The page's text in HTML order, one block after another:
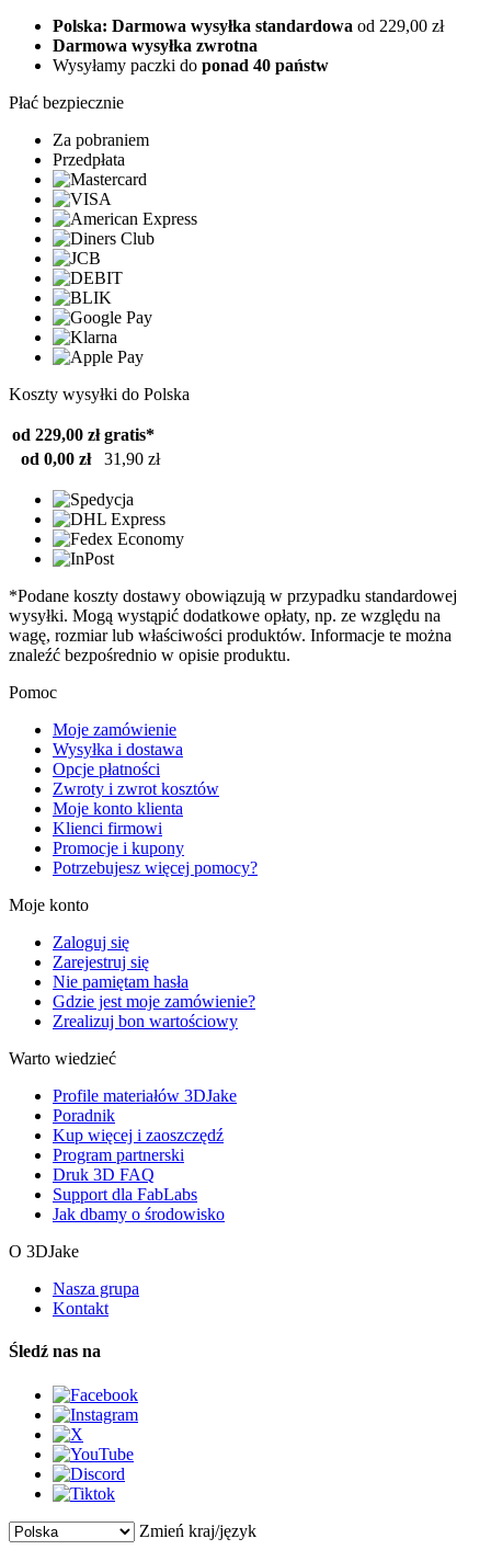
Polska: Darmowa wysyłka standardowa od 229,00 zł
Darmowa wysyłka zwrotna
Wysyłamy paczki do ponad 40 państw
Płać bezpiecznie
Za pobraniem
Przedpłata
Koszty wysyłki do Polska
od 229,00 zł gratis*
od 0,00 zł
31,90 zł
*Podane koszty dostawy obowiązują w przypadku standardowej
wysyłki. Mogą wystąpić dodatkowe opłaty, np. ze względu na
wagę, rozmiar lub właściwości produktów. Informacje te można
znaleźć bezpośrednio w opisie produktu.
Pomoc
Moje zamówienie
Wysyłka i dostawa
Opcje płatności
Zwroty i zwrot kosztów
Moje konto klienta
Klienci firmowi
Promocje i kupony
Potrzebujesz więcej pomocy?
Moje konto
Zaloguj się
Zarejestruj się
Nie pamiętam hasła
Gdzie jest moje zamówienie?
Zrealizuj bon wartościowy
Warto wiedzieć
Profile materiałów 3DJake
Poradnik
Kup więcej i zaoszczędź
Program partnerski
Druk 3D FAQ
Support dla FabLabs
Jak dbamy o środowisko
O 3DJake
Nasza grupa
Kontakt
Śledź nas na
Zmień kraj/język